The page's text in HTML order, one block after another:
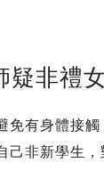
疑非禮
免有身體接
己非新學生